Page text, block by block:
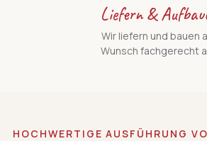
Liefern &
Wir liefern und bauen
Wunsch fachgerecht
HOCHWERTIGE AUSFÜHRUNG